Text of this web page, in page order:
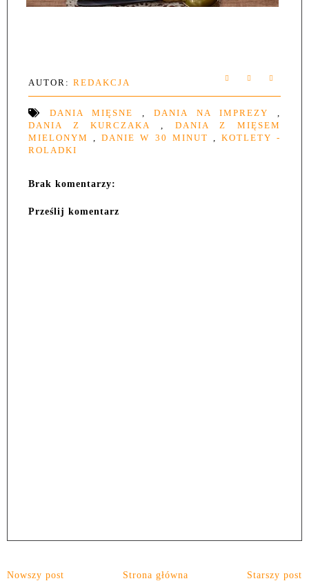
AUTOR: REDAKCJA
DANIA MIĘSNE ,DANIA NA IMPREZY
DANIA Z KURCZAKA
DANIA Z MIĘSEM
MIELONYM
,DANIE W 30 MINUT
KOTLETY -
ROLADKI
Brak komentarzy:
Prześlij komentarz
Nowszy post Starszy post
Strona główna